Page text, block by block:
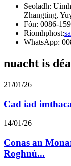
Seoladh:
Zhangting,
Fón: 0086-
Ríomhphost:
WhatsApp:
nuacht is
21/01/26
Cad iad
14/01/26
Conas an
Roghnú...